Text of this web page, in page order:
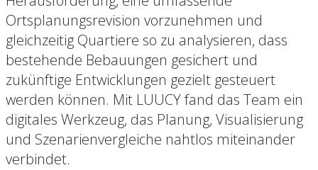
Ortsplanungsrevision vorzunehmen und
gleichzeitig Quartiere so zu analysieren, dass
bestehende Bebauungen gesichert und
zukünftige Entwicklungen gezielt gesteuert
werden können. Mit LUUCY fand das Team ein
digitales Werkzeug, das Planung, Visualisierung
und Szenarienvergleiche nahtlos miteinander
verbindet.